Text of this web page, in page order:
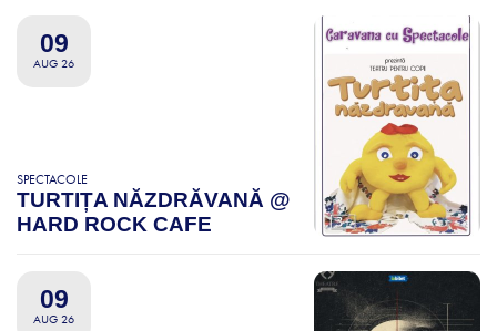
09
AUG 26
SPECTACOLE
TURTIȚA NĂZDRĂVANĂ @
HARD ROCK CAFE
09
AUG 26